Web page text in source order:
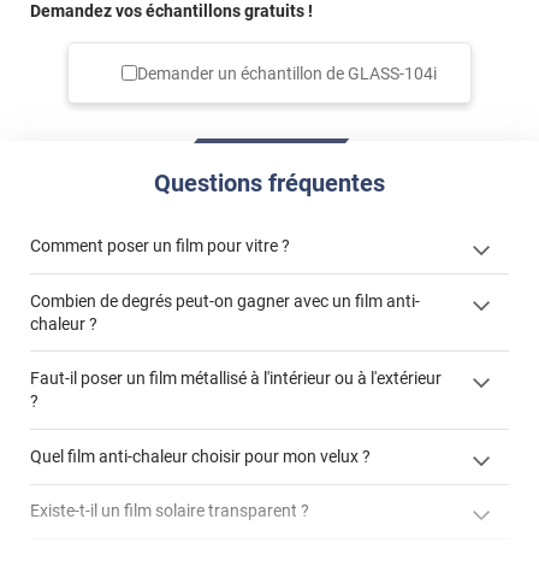
Demandez vos échantillons gratuits !
Demander un échantillon de GLASS-104i
Questions fréquentes
Comment poser un film pour vitre ?
Combien de degrés peut-on gagner avec un film anti-
chaleur ?
GLASSplus-241x
Faut-il poser un film métallisé à l'intérieur ou à l'extérieur
?
Quel film anti-chaleur choisir pour mon velux ?
Existe-t-il un film solaire transparent ?